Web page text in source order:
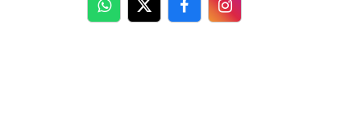
WhatsApp
TwitterFacebookFacebook